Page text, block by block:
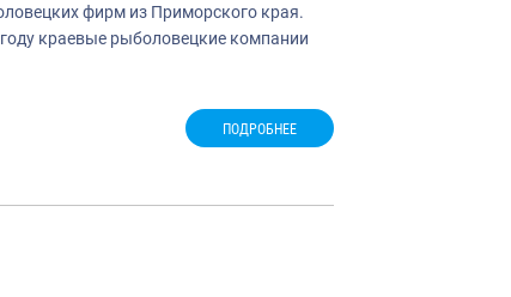
фирм из Приморского края.
краевые рыболовецкие компании
ПОДРОБНЕЕ